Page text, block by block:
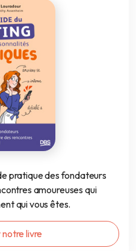
pratique des fondateurs
amoureuses qui
qui vous êtes.
livre